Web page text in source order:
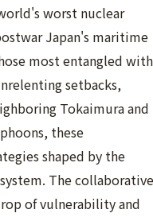
worst nuclear
Japan's maritime
most entangled with
setbacks,
Tokaimura and
these
shaped by the
The collaborative
of vulnerability and